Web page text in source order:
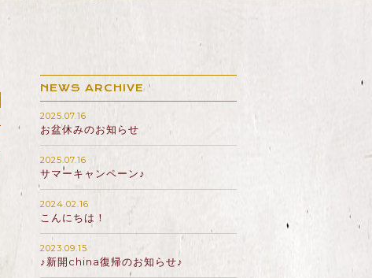
NEWS ARCHIVE
2025.07.16
お盆休みのお知らせ
2025.07.16
サマーキャンペーン♪
2024.02.16
こんにちは！
2023.09.15
♪新開china復帰のお知らせ♪